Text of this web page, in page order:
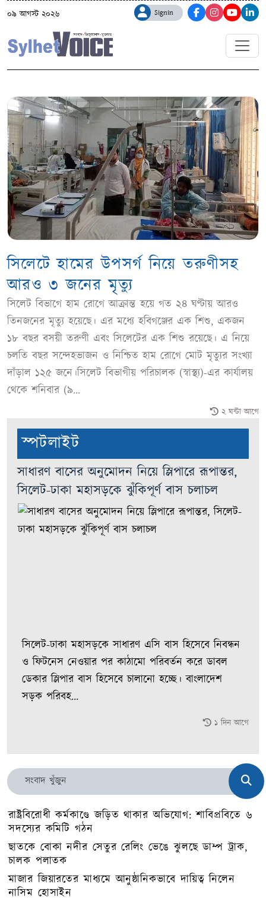
০৯ আগস্ট ২০২৬ Signin
সিলেটে হামের উপসর্গ নিয়ে তরুণীসহ
আরও ৩ জনের মৃত্যু
সিলেট বিভাগে হাম রোগে আক্রান্ত হয়ে গত ২৪ ঘণ্টায় আরও
তিনজনের মৃত্যু হয়েছে। এর মধ্যে হবিগঞ্জের এক শিশু, একজন
১৮ বছর বসয়ী তরুণী এবং সিলেটের এক শিশু রয়েছে। এ নিয়ে
চলতি বছর সন্দেহভাজন ও নিশ্চিত হাম রোগে মোট মৃত্যুর সংখ্যা
দাঁড়াল ১২৫ জনে।সিলেট বিভাগীয় পরিচালক (স্বাস্থ্য)-এর কার্যালয়
থেকে শনিবার (৯...
২ ঘন্টা আগে
স্পটলাইট
সাধারণ বাসের অনুমোদন নিয়ে স্লিপারে রূপান্তর,
সিলেট-ঢাকা মহাসড়কে ঝুঁকিপূর্ণ বাস চলাচল
সিলেট-ঢাকা মহাসড়কে সাধারণ এসি বাস হিসেবে নিবন্ধন
ও ফিটনেস নেওয়ার পর কাঠামো পরিবর্তন করে ডাবল
ডেকার স্লিপার বাস হিসেবে চালানো হচ্ছে। বাংলাদেশ
সড়ক পরিবহ...
১ দিন আগে
রাষ্ট্রবিরোধী কর্মকাণ্ডে জড়িত থাকার অভিযোগ: শাবিপ্রবিতে ৬
সদস্যের কমিটি গঠন
ছাতকে বোকা নদীর সেতুর রেলিং ভেঙে ঝুলছে ডাম্প ট্রাক,
চালক পলাতক
মাজার জিয়ারতের মাধ্যমে আনুষ্ঠানিকভাবে দায়িত্ব নিলেন
নাসিম হোসাইন